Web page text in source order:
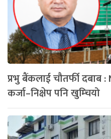
प्रभु बैंकलाई चौतर्फी दबाब
कर्जा–निक्षेप पनि खुम्चियो